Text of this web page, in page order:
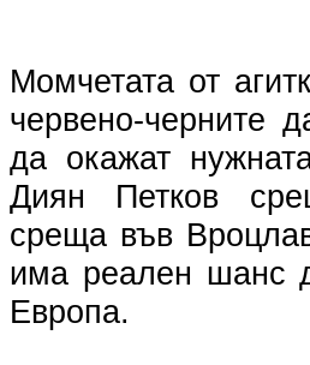
Момчетата от
червено-черните
да окажат
Диян Петков
среща във
има реален шанс
Европа.